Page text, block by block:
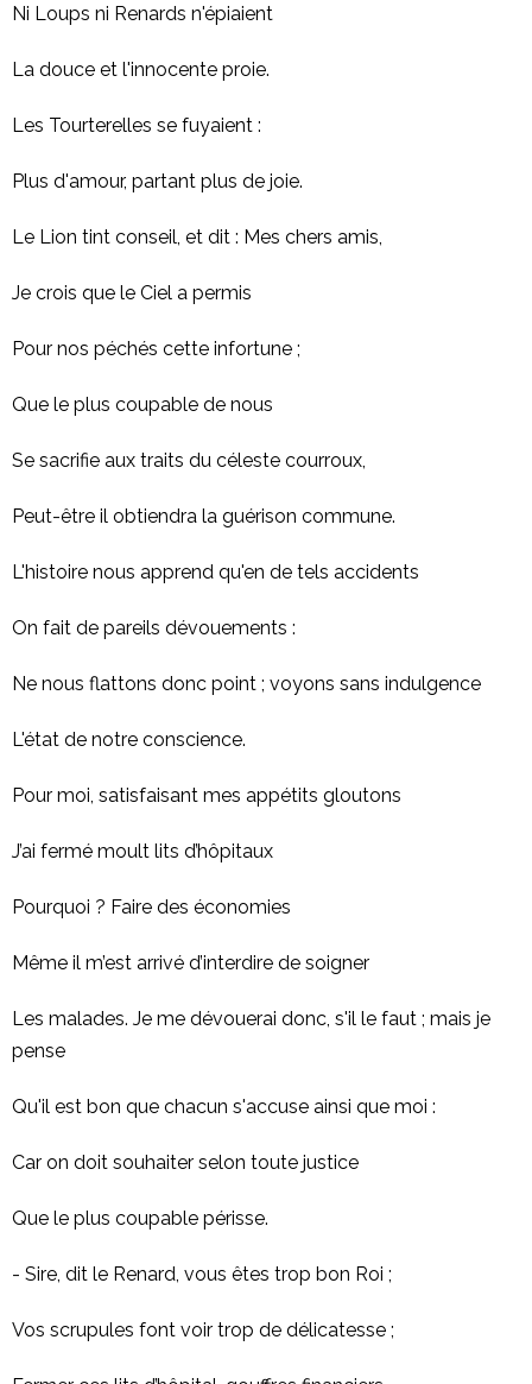
Ni Loups ni Renards n'épiaient
La douce et l'innocente proie.
Les Tourterelles se fuyaient :
Plus d'amour, partant plus de joie.
Le Lion tint conseil, et dit : Mes chers amis,
Je crois que le Ciel a permis
Pour nos péchés cette infortune ;
Que le plus coupable de nous
Se sacrifie aux traits du céleste courroux,
Peut-être il obtiendra la guérison commune.
L'histoire nous apprend qu'en de tels accidents
On fait de pareils dévouements :
Ne nous flattons donc point ; voyons sans indulgence
L'état de notre conscience.
Pour moi, satisfaisant mes appétits gloutons
J’ai fermé moult lits d’hôpitaux
Pourquoi ? Faire des économies
Même il m’est arrivé d’interdire de soigner
Les malades. Je me dévouerai donc, s'il le faut ; mais je
pense
Qu'il est bon que chacun s'accuse ainsi que moi :
Car on doit souhaiter selon toute justice
Que le plus coupable périsse.
- Sire, dit le Renard, vous êtes trop bon Roi ;
Vos scrupules font voir trop de délicatesse ;